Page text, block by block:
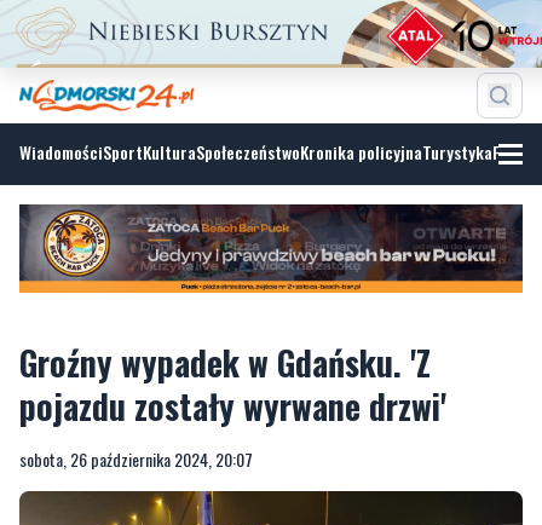
WiadomościSportKulturaSpołeczeństwoKronika policyjnaTurystyka
Groźny wypadek w Gdańsku. 'Z
sobota, 26 października 2024, 20:07